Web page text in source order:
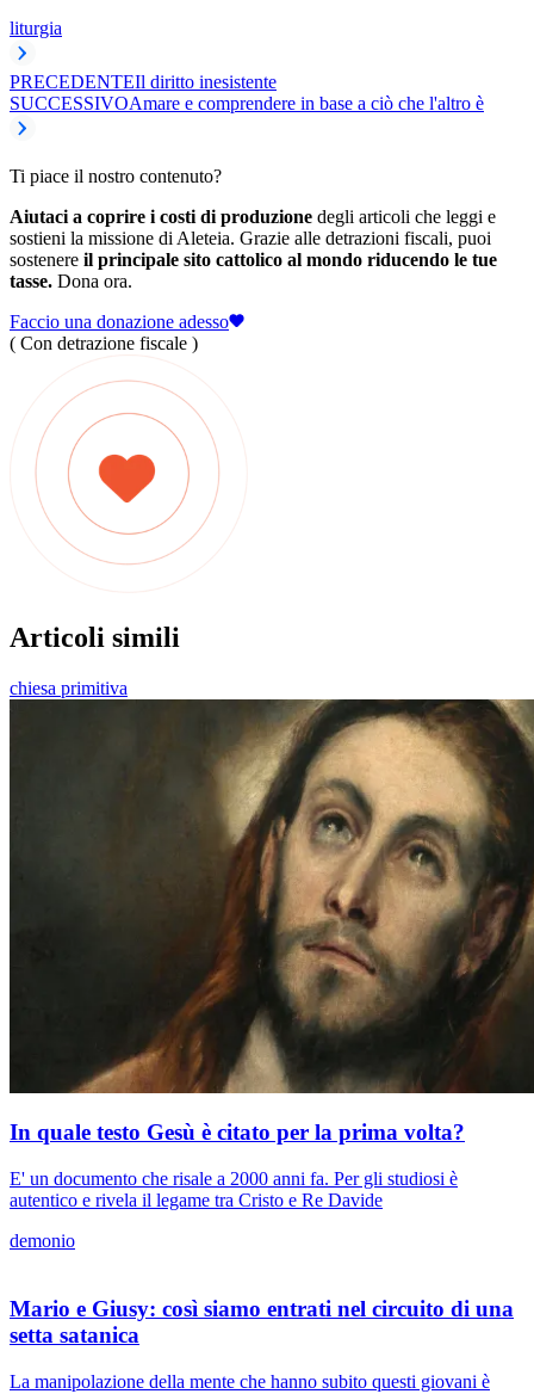
liturgia
PRECEDENTEIl diritto inesistente
SUCCESSIVOAmare e comprendere in base a ciò che l'altro è
Ti piace il nostro contenuto?
Aiutaci a coprire i costi di produzione degli articoli che leggi e
sostieni la missione di Aleteia. Grazie alle detrazioni fiscali, puoi
sostenere il principale sito cattolico al mondo riducendo le tue
tasse. Dona ora.
Faccio una donazione adesso
( Con detrazione fiscale )
Articoli simili
chiesa primitiva
In quale testo Gesù è citato per la prima volta?
E' un documento che risale a 2000 anni fa. Per gli studiosi è
autentico e rivela il legame tra Cristo e Re Davide
demonio
Mario e Giusy: così siamo entrati nel circuito di una
setta satanica
La manipolazione della mente che hanno subito questi giovani è